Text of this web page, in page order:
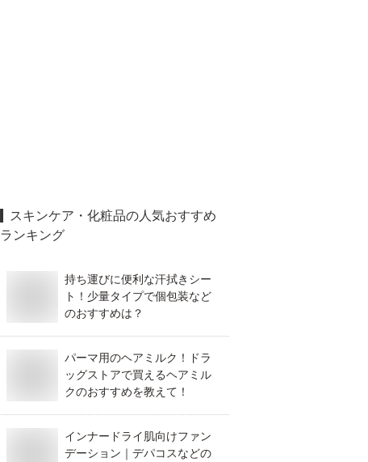
スキンケア・化粧品の人気おすすめ
ランキング
持ち運びに便利な汗拭きシー
ト！少量タイプで個包装など
のおすすめは？
パーマ用のヘアミルク！ドラ
ッグストアで買えるヘアミル
クのおすすめを教えて！
インナードライ肌向けファン
デーション｜デパコスなどの